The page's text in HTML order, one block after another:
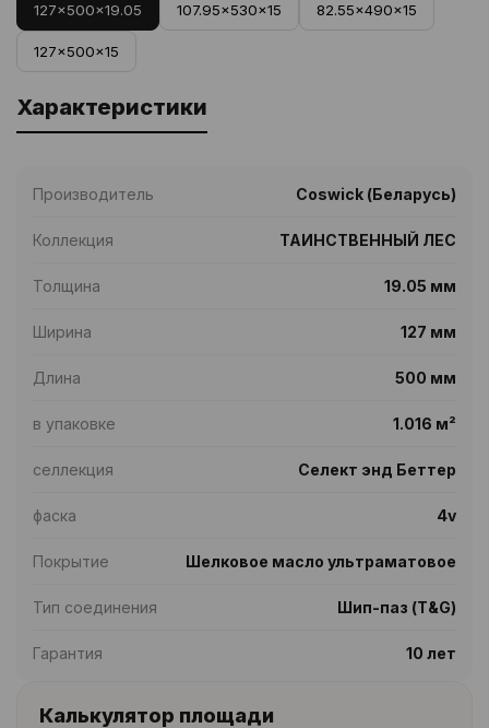
127x500x19.05 107.95x530x15 82.55x490x15
127x500x15
Характеристики
Производитель Coswick (Беларусь)
Коллекция ТАИНСТВЕННЫЙ ЛЕС
Толщина 19.05 мм
Ширина 127 мм
Длина 500 мм
в упаковке 1.016 м²
селлекция Селект энд Беттер
фаска 4v
Покрытие Шелковое масло ультраматовое
Тип соединения Шип-паз (T&G)
Гарантия 10 лет
Калькулятор площади